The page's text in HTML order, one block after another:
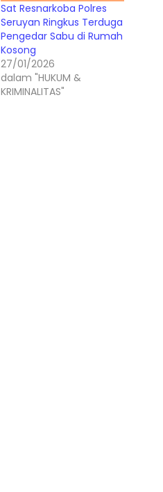
Sat Resnarkoba Polres
Seruyan Ringkus Terduga
Pengedar Sabu di Rumah
Kosong
27/01/2026
dalam "HUKUM &
KRIMINALITAS"